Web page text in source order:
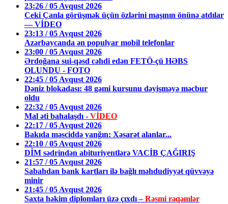
23:26 / 05 Avqust 2026
Ceki Çanla görüşmək üçün özlərini maşının önünə atdılar
— VİDEO
23:13 / 05 Avqust 2026
Azərbaycanda ən populyar mobil telefonlar
23:00 / 05 Avqust 2026
Ərdoğana sui-qəsd cəhdi edən FETÖ-çü HƏBS
OLUNDU - FOTO
22:45 / 05 Avqust 2026
Dəniz blokadası: 48 gəmi kursunu dəyişməyə məcbur
oldu
22:32 / 05 Avqust 2026
Mal əti bahalaşdı - VİDEO
22:17 / 05 Avqust 2026
Bakıda məsciddə yanğın: Xəsarət alanlar...
22:10 / 05 Avqust 2026
DİM sədrindən abituriyentlərə VACİB ÇAĞIRIŞ
21:57 / 05 Avqust 2026
Sabahdan bank kartları ilə bağlı məhdudiyyət qüvvəyə
minir
21:45 / 05 Avqust 2026
Saxta həkim diplomları üzə çıxdı –Rəsmi rəqəmlər